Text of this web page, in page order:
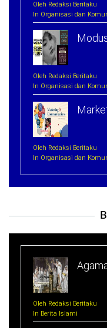
Oleh Redaksi Beritaku
In Organisasi dan
Oleh Redaksi Beritaku
In Organisasi dan
Oleh Redaksi Beritaku
In Organisasi dan
Oleh Redaksi Beritaku
In Berita Islami